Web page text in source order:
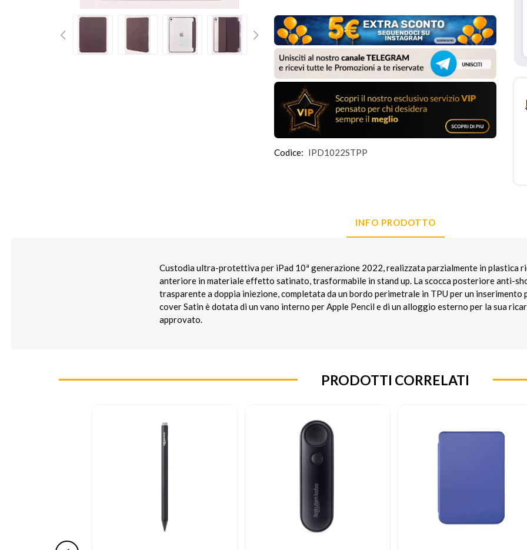
Codice: IPD1022STPP
INFO PRODOTTO
Custodia ultra-protettiva per iPad 10ª generazione 2022, realizzata parzialmente in plastica
anteriore in materiale effetto satinato, trasformabile in stand up. La scocca posteriore anti-
trasparente a doppia iniezione, completata da un bordo perimetrale in TPU per un inserimento
cover Satin è dotata di un vano interno per Apple Pencil e di un alloggio esterno per la sua
approvato.
PRODOTTI CORRELATI